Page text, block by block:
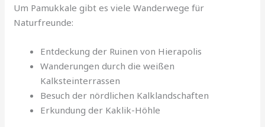
Um Pamukkale gibt es viele Wanderwege für
Naturfreunde:
Entdeckung der Ruinen von Hierapolis
Wanderungen durch die weißen
Kalksteinterrassen
Besuch der nördlichen Kalklandschaften
Erkundung der Kaklik-Höhle